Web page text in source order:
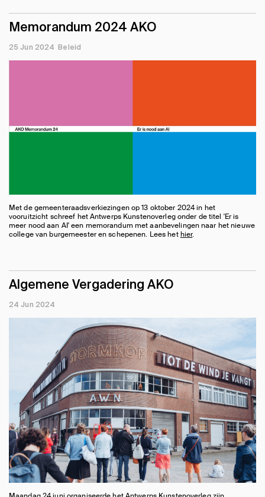
Memorandum 2024 AKO
25 Jun 2024 Beleid
Met de gemeenteraadsverkiezingen op 13 oktober 2024 in het
vooruitzicht schreef het Antwerps Kunstenoverleg onder de titel 'Er is
meer nood aan AI' een memorandum met aanbevelingen naar het nieuwe
college van burgemeester en schepenen. Lees hethier.
Algemene Vergadering AKO
24 Jun 2024